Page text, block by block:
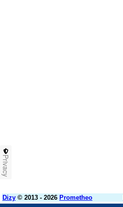
Dizy © 2013 - 2026 Prometheo
Privacy